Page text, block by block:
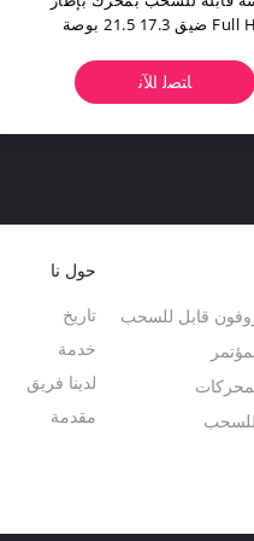
ﺎﺘﺼﻟ ﺍﻶﻧ
للسحب
قابل للسحب
حول نا
مقدمة
تاريخ
خدمة
لدينا فريق